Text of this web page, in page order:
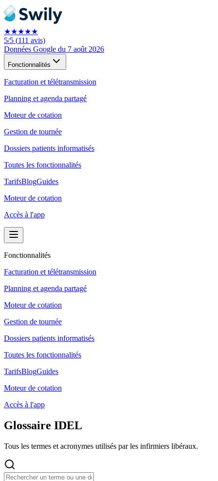
★★★★★
5/5 (111 avis)
Données Google du 7 août 2026
Fonctionnalités
Facturation et télétransmission
Planning et agenda partagé
Moteur de cotation
Gestion de tournée
Dossiers patients informatisés
Toutes les fonctionnalités
TarifsBlogGuides
Moteur de cotation
Accès à l'app
Fonctionnalités
Facturation et télétransmission
Planning et agenda partagé
Moteur de cotation
Gestion de tournée
Dossiers patients informatisés
Toutes les fonctionnalités
TarifsBlogGuides
Moteur de cotation
Accès à l'app
Glossaire IDEL
Tous les termes et acronymes utilisés par les infirmiers libéraux.